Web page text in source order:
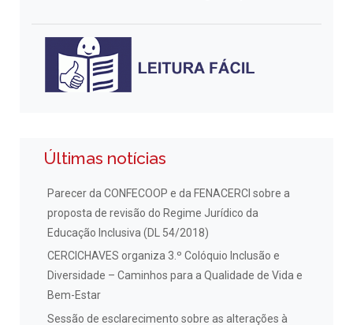
Últimas notícias
Parecer da CONFECOOP e da FENACERCI sobre a
proposta de revisão do Regime Jurídico da
Educação Inclusiva (DL 54/2018)
CERCICHAVES organiza 3.º Colóquio Inclusão e
Diversidade – Caminhos para a Qualidade de Vida e
Bem-Estar
Sessão de esclarecimento sobre as alterações à